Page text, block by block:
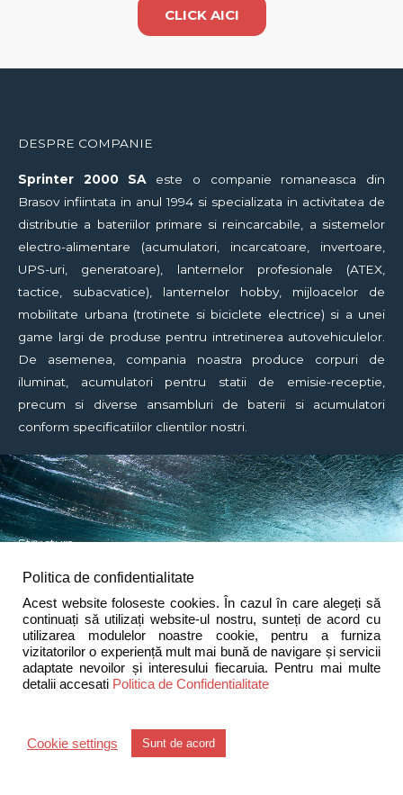
CLICK AICI
DESPRE COMPANIE
Sprinter 2000 SAeste o companie romaneasca din
Brasov infiintata in anul 1994 si specializata in activitatea de
distributie a bateriilor primare si reincarcabile, a sistemelor
electro-alimentare (acumulatori, incarcatoare, invertoare,
UPS-uri, generatoare), lanternelor profesionale (ATEX,
tactice, subacvatice), lanternelor hobby, mijloacelor de
mobilitate urbana (trotinete si biciclete electrice) si a unei
game largi de produse pentru intretinerea autovehiculelor.
De asemenea, compania noastra produce corpuri de
iluminat, acumulatori pentru statii de emisie-receptie,
precum si diverse ansambluri de baterii si acumulatori
conform specificatiilor clientilor nostri.
Structura
Divizia Distributie traditionala
Divizia Distritributie key account
Divizia Distributie consumatori profesionisti
Divizia de comert online
Politica de confidentialitate
Acest website foloseste cookies. În cazul în care alegeți să
continuați să utilizați website-ul nostru, sunteți de acord cu
utilizarea modulelor noastre cookie, pentru a furniza
vizitatorilor o experiență mult mai bună de navigare și servicii
adaptate nevoilor și interesului fiecaruia. Pentru mai multe
detalii accesati Politica de Confidentialitate
Cookie settings Sunt de acord